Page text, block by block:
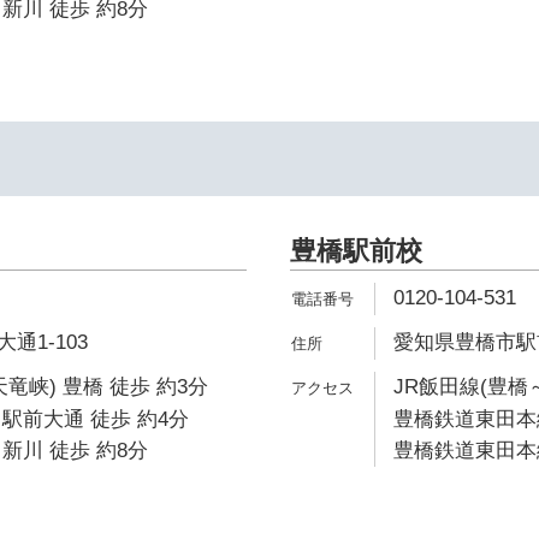
川 徒歩 約8分
通1-103
竜峡) 豊橋 徒歩 約3分
前大通 徒歩 約4分
川 徒歩 約8分
豊橋駅前校
0120-104-531
愛知県豊橋市
JR飯田線(豊橋
豊橋鉄道東田
豊橋鉄道東田